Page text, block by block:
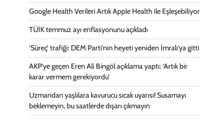
Google Health Verileri Artık Apple Health ile Eşleşebiliyor
TÜİK temmuz ayı enflasyonunu açıkladı
‘Süreç’ trafiği: DEM Parti’nin heyeti yeniden İmralı’ya gitti
AKP’ye geçen Eren Ali Bingöl açıklama yaptı: ‘Artık bir
karar vermem gerekiyordu’
Uzmandan yaşlılara kavurucu sıcak uyarısı! Susamayı
beklemeyin, bu saatlerde dışarı çıkmayın